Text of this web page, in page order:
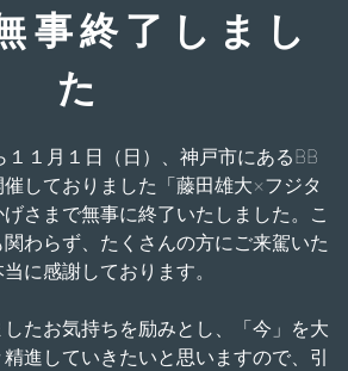
事終了しまし
た
１１月１日（日）、神戸市にあるBB
しておりました「藤田雄大×フジタ
さまで無事に終了いたしました。こ
わらず、たくさんの方にご来駕いた
に感謝しております。
たお気持ちを励みとし、「今」を大
進していきたいと思いますので、引